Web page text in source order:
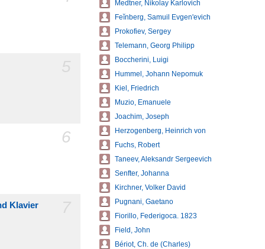
6
Klavier
Medtner, Nikolay Karlovich
Feĭnberg, Samuil Evgenʹevich
Prokofiev, Sergey
Telemann, Georg Philipp
Boccherini, Luigi
Hummel, Johann Nepomuk
Kiel, Friedrich
Muzio, Emanuele
Joachim, Joseph
Herzogenberg, Heinrich von
Fuchs, Robert
Taneev, Aleksandr Sergeevich
Senfter, Johanna
Kirchner, Volker David
Pugnani, Gaetano
Fiorillo, Federigoca. 1823
Field, John
Bériot, Ch. de (Charles)